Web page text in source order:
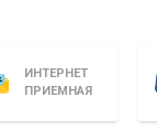
ИНТЕРНЕТ
ПРИЕМНАЯ